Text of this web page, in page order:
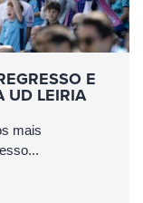
E
UD LEIRIA
mais